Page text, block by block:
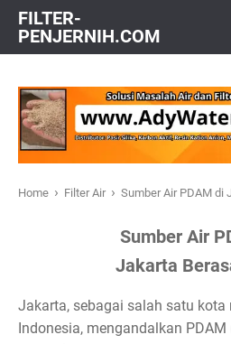
FILTER-
PENJERNIH.COM
Home › Filter Air › Sumber Air PDAM di
Sumber Air
Jakarta
Jakarta, sebagai salah satu
Indonesia, mengandalkan